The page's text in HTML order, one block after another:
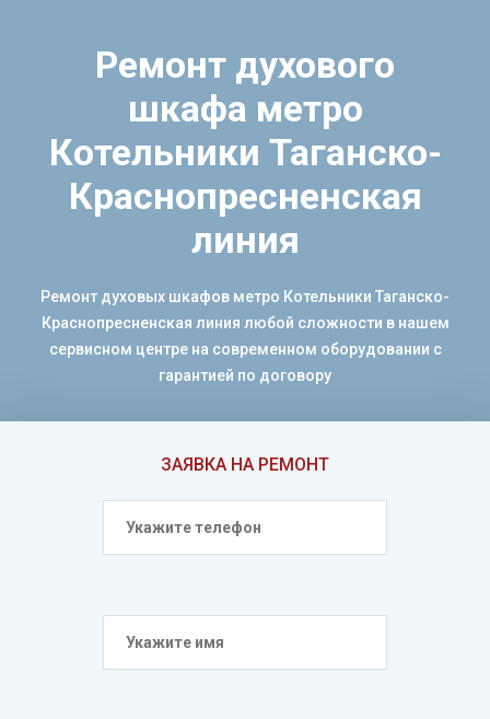
ЗАЯВКА НА РЕМОНТ
Ремонт духового
шкафа метро
Котельники Таганско-
Краснопресненская
линия
Ремонт духовых шкафов метро Котельники Таганско-
Краснопресненская линия любой сложности в нашем
сервисном центре на современном оборудовании с
гарантией по договору